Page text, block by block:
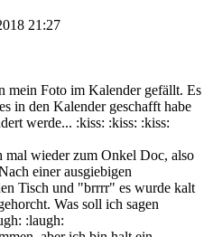
21:27
mein Foto im Kalender gefällt. Es
in den Kalender geschafft habe
werde... :kiss: :kiss: :kiss:
mal wieder zum Onkel Doc, also
einer ausgiebigen
Tisch und "brrrr" es wurde kalt
Was soll ich sagen
:laugh: